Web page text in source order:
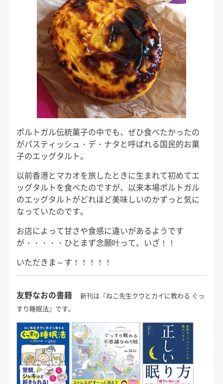
ポルトガル伝統菓子の中でも、ぜひ食べたかったの
がパスティッシュ・デ・ナタと呼ばれる国民的お菓
子のエッグタルト。
以前香港とマカオを旅したときに生まれて初めてエ
ッグタルトを食べたのですが、以来本場ポルトガル
のエッグタルトがどれほど美味しいのかずっと気に
なっていたのです。
お店によって甘さや食感に違いがあるようです
が・・・・・ひとまず念願叶って、いざ！！
いただきま～す！！！！！
友野なおの書籍
新刊は『ねこ先生クウとカイに教わる ぐっ
すり睡眠法』です。